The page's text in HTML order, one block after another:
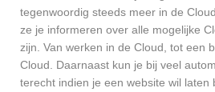
tegenwoordig steeds meer in de
ze je informeren over alle mogelijke
zijn. Van werken in de Cloud, tot een
Cloud. Daarnaast kun je bij veel
terecht indien je een website wil laten